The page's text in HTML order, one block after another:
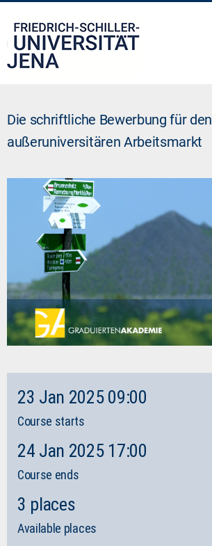
Die schriftliche Bewerbung für den
außeruniversitären Arbeitsmarkt
23 Jan 2025 09:00
Course starts
24 Jan 2025 17:00
Course ends
3 places
Available places